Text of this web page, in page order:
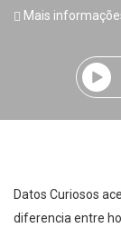
Mais
Datos Curiosos
diferencia entre